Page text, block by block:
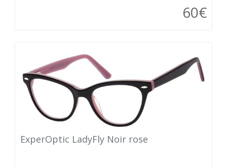
60€
ExperOptic LadyFly Noir rose